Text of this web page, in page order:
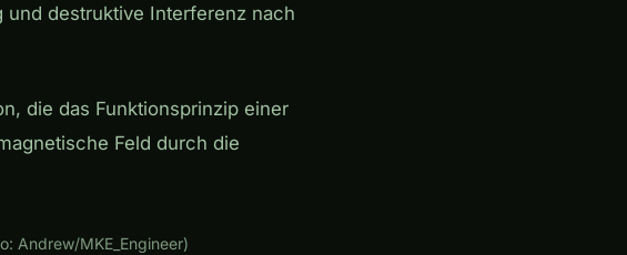
destruktive Interferenz nach
die das Funktionsprinzip einer
Feld durch die
Andrew/MKE_Engineer)